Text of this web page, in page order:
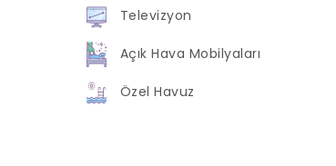
Televizyon
Açık Hava Mobilyaları
Özel Havuz